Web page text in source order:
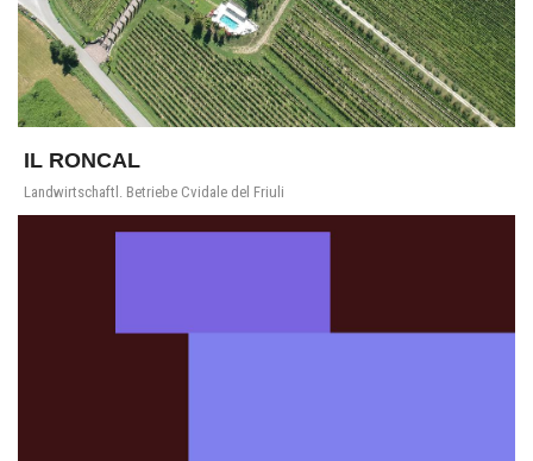
IL RONCAL
Landwirtschaftl. Betriebe Cvidale del Friuli